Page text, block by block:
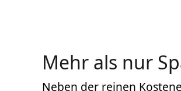
Mehr als nur
Neben der reinen